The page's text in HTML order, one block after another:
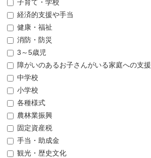
子育て・学校
経済的支援や手当
健康・福祉
消防・防災
3～5歳児
障がいのあるお子さんがいる家庭への支援
中学校
小学校
各種様式
農林業振興
固定資産税
手当・助成金
観光・歴史文化